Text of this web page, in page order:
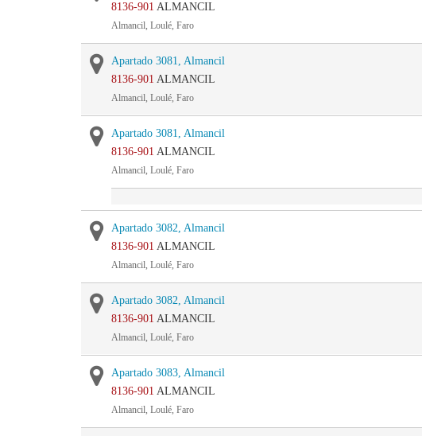
8136-901 ALMANCIL
Almancil, Loulé, Faro
Apartado 3081, Almancil
8136-901 ALMANCIL
Almancil, Loulé, Faro
Apartado 3081, Almancil
8136-901 ALMANCIL
Almancil, Loulé, Faro
Apartado 3082, Almancil
8136-901 ALMANCIL
Almancil, Loulé, Faro
Apartado 3082, Almancil
8136-901 ALMANCIL
Almancil, Loulé, Faro
Apartado 3083, Almancil
8136-901 ALMANCIL
Almancil, Loulé, Faro